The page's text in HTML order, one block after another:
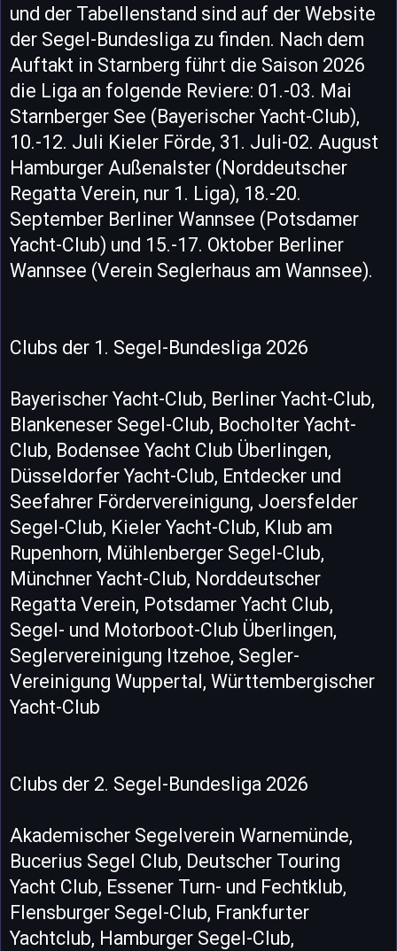
und der Tabellenstand sind auf der Website
der Segel-Bundesliga zu finden. Nach dem
Auftakt in Starnberg führt die Saison 2026
die Liga an folgende Reviere: 01.-03. Mai
Starnberger See (Bayerischer Yacht-Club),
10.-12. Juli Kieler Förde, 31. Juli-02. August
Hamburger Außenalster (Norddeutscher
Regatta Verein, nur 1. Liga), 18.-20.
September Berliner Wannsee (Potsdamer
Yacht-Club) und 15.-17. Oktober Berliner
Wannsee (Verein Seglerhaus am Wannsee).
Clubs der 1. Segel-Bundesliga 2026
Bayerischer Yacht-Club, Berliner Yacht-Club,
Blankeneser Segel-Club, Bocholter Yacht-
Club, Bodensee Yacht Club Überlingen,
Düsseldorfer Yacht-Club, Entdecker und
Seefahrer Fördervereinigung, Joersfelder
Segel-Club, Kieler Yacht-Club, Klub am
Rupenhorn, Mühlenberger Segel-Club,
Münchner Yacht-Club, Norddeutscher
Regatta Verein, Potsdamer Yacht Club,
Segel- und Motorboot-Club Überlingen,
Seglervereinigung Itzehoe, Segler-
Vereinigung Wuppertal, Württembergischer
Yacht-Club
Clubs der 2. Segel-Bundesliga 2026
Akademischer Segelverein Warnemünde,
Bucerius Segel Club, Deutscher Touring
Yacht Club, Essener Turn- und Fechtklub,
Flensburger Segel-Club, Frankfurter
Yachtclub, Hamburger Segel-Club,